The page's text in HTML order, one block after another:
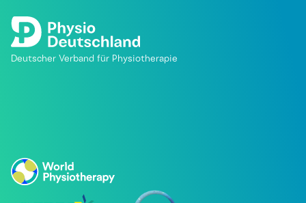
Deutscher Verband für Physiotherapie